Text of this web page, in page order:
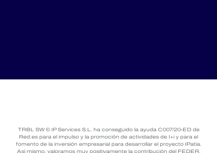
TRBL SW & IP Services S.L. ha conseguido la ayuda C007/20-ED de
Red.es para el impulso y la promoción de actividades de I+i y para el
fomento de la inversión empresarial para desarrollar el proyecto IPatia.
Así mismo, valoramos muy positivamente la contribución del FEDER,